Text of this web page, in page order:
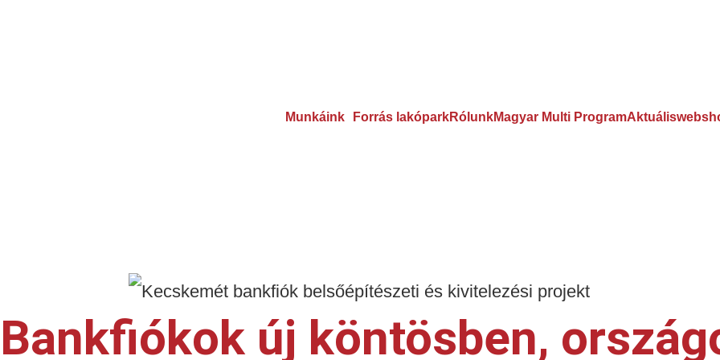
Munkáink Forrás lakóparkRólunkMagyar Multi ProgramAktuális
Bankfiókok új köntösben,